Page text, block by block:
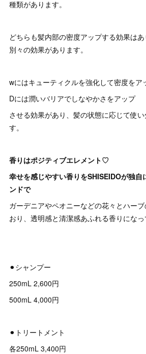
種類があります。
どちらも髪内部の密度アップする効果は
別々の効果があります。
wにはキューティクルを強化して密度をア
Dには潤いバリアでしなやかさをアップ
させる効果があり、髪の状態に応じて使
す。
香りはポジティブエレメント♡
幸せを感じやすい香りをSHISEIDOが独自
ンドで
ガーデニアやペオニーなどの花々とハー
おり、透明感と清潔感あふれる香りになっ
⚫︎シャンプー
250mL 2,600円
500mL 4,000円
⚫︎トリートメント
各250mL 3,400円